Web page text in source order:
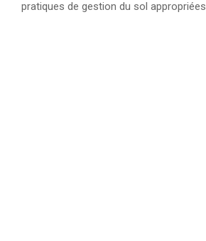
pratiques de gestion du sol appropriées.